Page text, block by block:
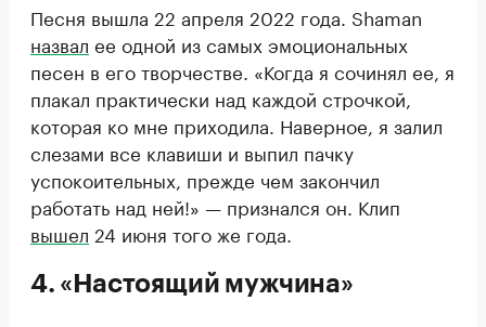
Песня вышла 22 апреля 2022 года. Shaman
назвал ее одной из самых эмоциональных
песен в его творчестве. «Когда я сочинял ее, я
плакал практически над каждой строчкой,
которая ко мне приходила. Наверное, я залил
слезами все клавиши и выпил пачку
успокоительных, прежде чем закончил
работать над ней!» — признался он. Клип
вышел 24 июня того же года.
4. «Настоящий мужчина»